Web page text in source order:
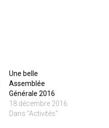
Une belle
Assemblée
Générale 2016
18 décembre 2016
Dans "Activités"